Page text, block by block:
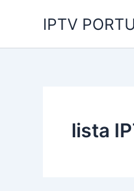
IPTV
lista